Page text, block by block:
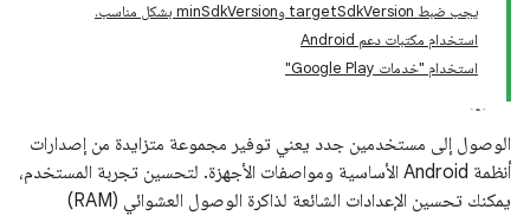
يجب ضبط targetSdkVersion وminSdkVersion بشكل مناسب.
استخدام مكتبات دعم Android
استخدام "خدمات Google Play"
الوصول إلى مستخدمين جدد يعني توفير مجموعة متزايدة من إصدارات
أنظمة Android الأساسية ومواصفات الأجهزة. لتحسين تجربة المستخدم،
يمكنك تحسين الإعدادات الشائعة لذاكرة الوصول العشوائي (RAM)